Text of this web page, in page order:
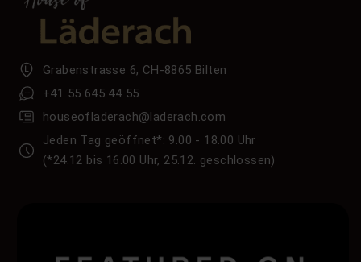
Grabenstrasse 6, CH-8865 Bilten
+41 55 645 44 55
houseofladerach@laderach.com
Jeden Tag geöffnet*: 9.00 - 18.00 Uhr
(*24.12 bis 16.00 Uhr, 25.12. geschlossen)